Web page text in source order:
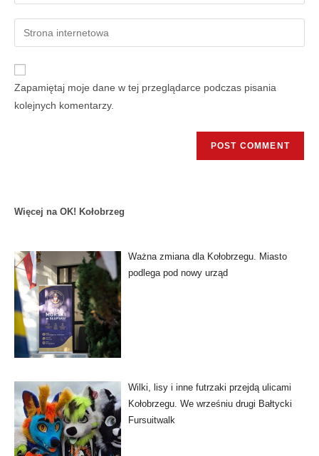
Zapamiętaj moje dane w tej przeglądarce podczas pisania
kolejnych komentarzy.
Więcej na OK! Kołobrzeg
Ważna zmiana dla Kołobrzegu. Miasto
podlega pod nowy urząd
Wilki, lisy i inne futrzaki przejdą ulicami
Kołobrzegu. We wrześniu drugi Bałtycki
Fursuitwalk